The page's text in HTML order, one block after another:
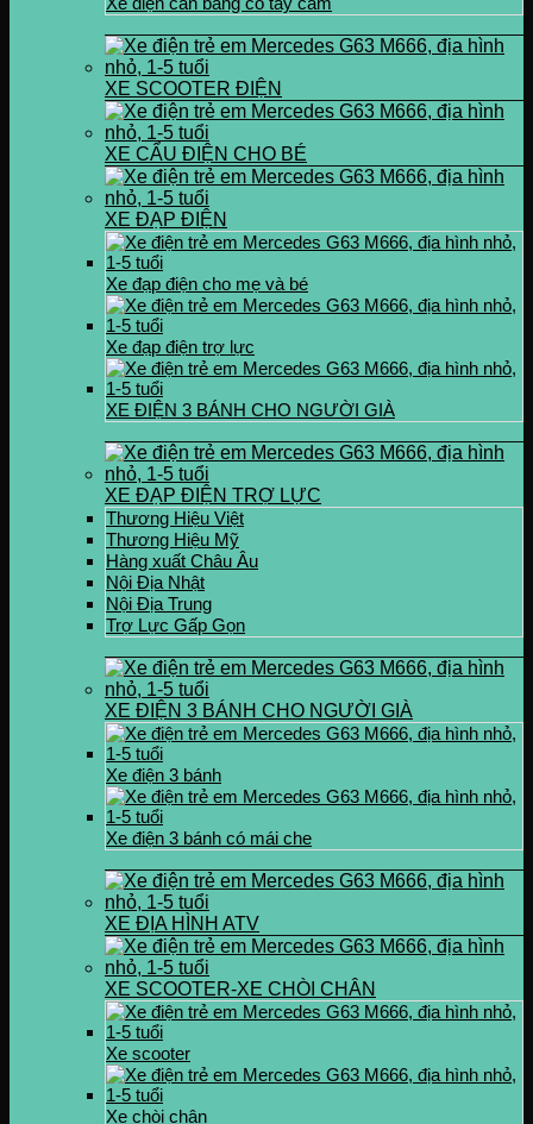
XE SCOOTER ĐIỆN
XE CẨU ĐIỆN CHO BÉ
XE ĐẠP ĐIỆN
Xe đạp điện cho mẹ và bé
Xe đạp điện trợ lực
XE ĐIỆN 3 BÁNH CHO NGƯỜI GIÀ
XE ĐẠP ĐIỆN TRỢ LỰC
Thương Hiệu Việt
Thương Hiệu Mỹ
Hàng xuất Châu Âu
Nội Địa Nhật
Nội Địa Trung
Trợ Lực Gấp Gọn
XE ĐIỆN 3 BÁNH CHO NGƯỜI GIÀ
Xe điện 3 bánh
Xe điện 3 bánh có mái che
XE ĐỊA HÌNH ATV
XE SCOOTER-XE CHÒI CHÂN
Xe scooter
Xe chòi chân